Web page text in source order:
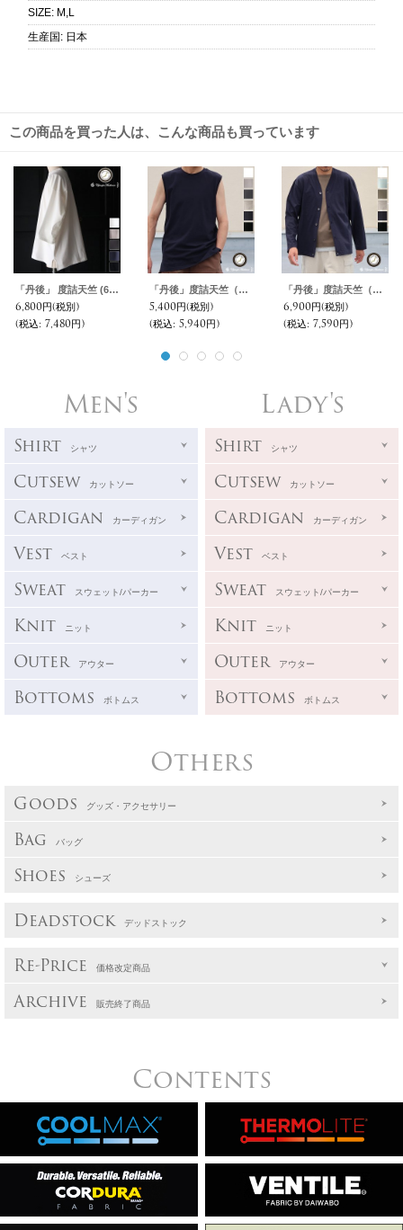
SIZE: M,L
生産国 : 日本
この商品を買った人は、こんな商品も買っています
「丹後」 度詰天竺 (6オンス) フットボール Tシャツ【MADE IN JAPAN】『日本製』/ Upscape Audience
6,800円(税別)
(税込: 7,480円)
「丹後」度詰天竺（6オンス）サイドスリット ノースリーブ Tシャツ【MADE IN JAPAN】『日本製』/ Upscape Audience
5,400円(税別)
(税込: 5,940円)
「丹後」度詰天竺（6オンス）Vネック カーディガン【MADE IN JAPAN】『日本製』/ Upscape Audience
6,900円(税別)
(税込: 7,590円)
Men's
Shirt シャツ
Cutsew カットソー
Cardigan カーディガン
Vest ベスト
Sweat スウェット/パーカー
Knit ニット
Outer アウター
Bottoms ボトムス
Lady's
Shirt シャツ
Cutsew カットソー
Cardigan カーディガン
Vest ベスト
Sweat スウェット/パーカー
Knit ニット
Outer アウター
Bottoms ボトムス
Others
Goods グッズ・アクセサリー
Bag バッグ
Shoes シューズ
Deadstock デッドストック
Re-Price 価格改定商品
Archive 販売終了商品
Contents